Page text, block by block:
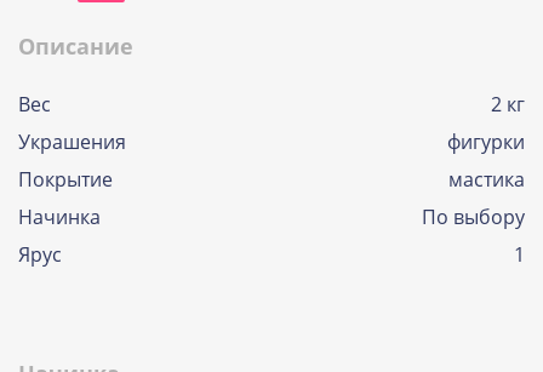
Описание
Вес
2 кг
Украшения
фигурки
Покрытие
мастика
Начинка
По выбору
Ярус
1